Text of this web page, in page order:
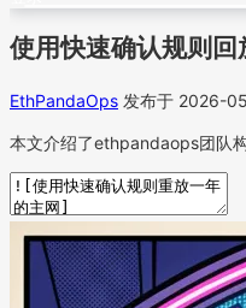
使用快速确认规则
EthPandaOps 发布于 2026-
本文介绍了ethpandaops团队